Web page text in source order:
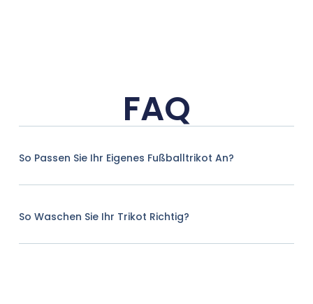
FAQ
So Passen Sie Ihr Eigenes Fußballtrikot An?
So Waschen Sie Ihr Trikot Richtig?